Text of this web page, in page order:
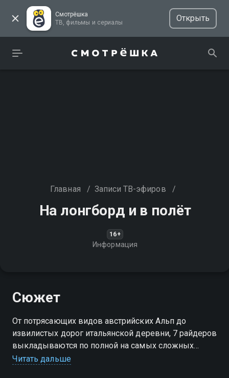
Смотрёшка
ТВ, фильмы и сериалы
Открыть
Главная / Записи ТВ-эфиров /
На лонгборд и в полёт
16+
Информация
Сюжет
От потрясающих видов австрийских Альп до
извилистых дорог итальянской деревни, 7 райдеров
выкладываются по полной на самых сложных
участках Европы
Читать дальше